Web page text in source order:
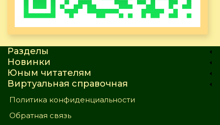
Разделы
Новинки
Юным читателям
Виртуальная справочная
Политика конфиденциальности
Обратная связь